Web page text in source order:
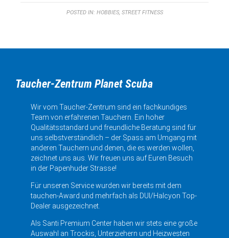
POSTED IN: HOBBIES, STREET FITNESS
Taucher-Zentrum Planet Scuba
Wir vom Taucher-Zentrum sind ein fachkundiges
Team von erfahrenen Tauchern. Ein hoher
Qualitätsstandard und freundliche Beratung sind für
uns selbstverständlich – der Spass am Umgang mit
anderen Tauchern und denen, die es werden wollen,
zeichnet uns aus. Wir freuen uns auf Euren Besuch
in der Papenhuder Strasse!
Für unseren Service wurden wir bereits mit dem
tauchen-Award und mehrfach als DUI/Halcyon Top-
Dealer ausgezeichnet.
Als Santi Premium Center haben wir stets eine große
Auswahl an Trockis, Unterziehern und Heizwesten